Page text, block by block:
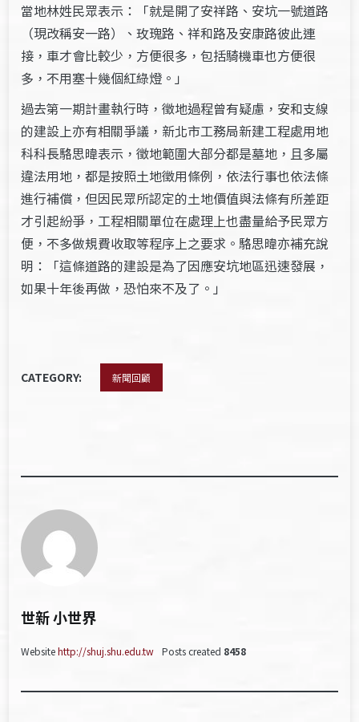
當地林姓民眾表示：「就是開了安祥路、安坑一號道路
（現改稱安一路）、玫瑰路、祥和路及安康路彼此連
接，車才會比較少，方便很多，包括騎機車也方便很
多，不用塞十幾個紅綠燈。」
過去第一期計畫執行時，徵地過程曾有疑慮，安和支線
的建設上亦有相關爭議，新北市工務局新建工程處用地
科科長駱思暐表示，徵地範圍大部分都是墓地，且多屬
違法用地，都是按照土地徵用條例，依法行事也依法條
進行補償，但因民眾所認定的土地價值與法條有所差距
才引起紛爭，工程相關單位在處理上也盡量給予民眾方
便，不多做規費收取等程序上之要求。駱思暐亦補充說
明：「這條道路的建設是為了因應安坑地區迅速發展，
如果十年後再做，恐怕來不及了。」
CATEGORY: 新聞回顧
世新 小世界
Websitehttp://shuj.shu.edu.tw Posts created 8458